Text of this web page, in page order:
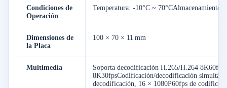
Condiciones de
Operación
Temperatura: -10°C ~
Dimensiones de
la Placa
100 × 70 × 11 mm
Multimedia
Soporta decodificación H.265/H.264
8K30fpsCodificación/decodificación
decodificación, 16 × 1080P60fps de